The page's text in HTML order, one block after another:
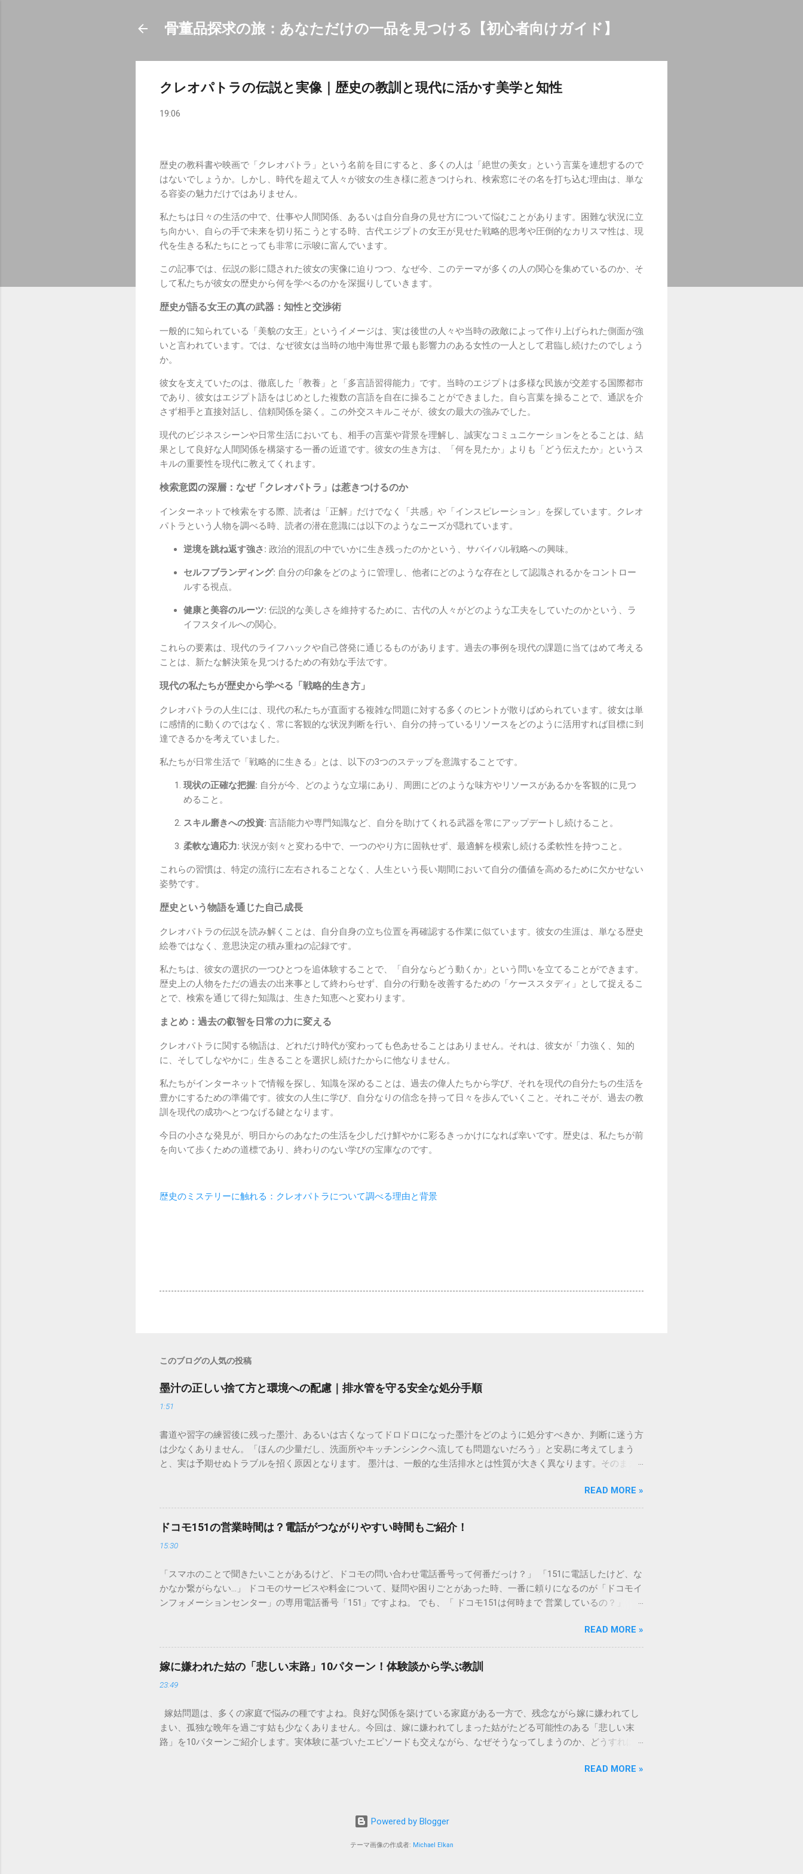
骨董品探求の旅：あなただけの一品を見つける【初心者向けガイド】
クレオパトラの伝説と実像｜歴史の教訓と現代に活かす美学と知性
19:06
歴史の教科書や映画で「クレオパトラ」という名前を目にすると、多くの人は「絶世の美女」という言葉を連想するので
はないでしょうか。しかし、時代を超えて人々が彼女の生き様に惹きつけられ、検索窓にその名を打ち込む理由は、単な
る容姿の魅力だけではありません。
私たちは日々の生活の中で、仕事や人間関係、あるいは自分自身の見せ方について悩むことがあります。困難な状況に立
ち向かい、自らの手で未来を切り拓こうとする時、古代エジプトの女王が見せた戦略的思考や圧倒的なカリスマ性は、現
代を生きる私たちにとっても非常に示唆に富んでいます。
この記事では、伝説の影に隠された彼女の実像に迫りつつ、なぜ今、このテーマが多くの人の関心を集めているのか、そ
して私たちが彼女の歴史から何を学べるのかを深掘りしていきます。
歴史が語る女王の真の武器：知性と交渉術
一般的に知られている「美貌の女王」というイメージは、実は後世の人々や当時の政敵によって作り上げられた側面が強
いと言われています。では、なぜ彼女は当時の地中海世界で最も影響力のある女性の一人として君臨し続けたのでしょう
か。
彼女を支えていたのは、徹底した「教養」と「多言語習得能力」です。当時のエジプトは多様な民族が交差する国際都市
であり、彼女はエジプト語をはじめとした複数の言語を自在に操ることができました。自ら言葉を操ることで、通訳を介
さず相手と直接対話し、信頼関係を築く。この外交スキルこそが、彼女の最大の強みでした。
現代のビジネスシーンや日常生活においても、相手の言葉や背景を理解し、誠実なコミュニケーションをとることは、結
果として良好な人間関係を構築する一番の近道です。彼女の生き方は、「何を見たか」よりも「どう伝えたか」というス
キルの重要性を現代に教えてくれます。
検索意図の深層：なぜ「クレオパトラ」は惹きつけるのか
インターネットで検索をする際、読者は「正解」だけでなく「共感」や「インスピレーション」を探しています。クレオ
パトラという人物を調べる時、読者の潜在意識には以下のようなニーズが隠れています。
逆境を跳ね返す強さ: 政治的混乱の中でいかに生き残ったのかという、サバイバル戦略への興味。
セルフブランディング: 自分の印象をどのように管理し、他者にどのような存在として認識されるかをコントロー
ルする視点。
健康と美容のルーツ: 伝説的な美しさを維持するために、古代の人々がどのような工夫をしていたのかという、ラ
イフスタイルへの関心。
これらの要素は、現代のライフハックや自己啓発に通じるものがあります。過去の事例を現代の課題に当てはめて考える
ことは、新たな解決策を見つけるための有効な手法です。
現代の私たちが歴史から学べる「戦略的生き方」
クレオパトラの人生には、現代の私たちが直面する複雑な問題に対する多くのヒントが散りばめられています。彼女は単
に感情的に動くのではなく、常に客観的な状況判断を行い、自分の持っているリソースをどのように活用すれば目標に到
達できるかを考えていました。
私たちが日常生活で「戦略的に生きる」とは、以下の3つのステップを意識することです。
現状の正確な把握: 自分が今、どのような立場にあり、周囲にどのような味方やリソースがあるかを客観的に見つ
めること。
スキル磨きへの投資: 言語能力や専門知識など、自分を助けてくれる武器を常にアップデートし続けること。
柔軟な適応力: 状況が刻々と変わる中で、一つのやり方に固執せず、最適解を模索し続ける柔軟性を持つこと。
これらの習慣は、特定の流行に左右されることなく、人生という長い期間において自分の価値を高めるために欠かせない
姿勢です。
歴史という物語を通じた自己成長
クレオパトラの伝説を読み解くことは、自分自身の立ち位置を再確認する作業に似ています。彼女の生涯は、単なる歴史
絵巻ではなく、意思決定の積み重ねの記録です。
私たちは、彼女の選択の一つひとつを追体験することで、「自分ならどう動くか」という問いを立てることができます。
歴史上の人物をただの過去の出来事として終わらせず、自分の行動を改善するための「ケーススタディ」として捉えるこ
とで、検索を通じて得た知識は、生きた知恵へと変わります。
まとめ：過去の叡智を日常の力に変える
クレオパトラに関する物語は、どれだけ時代が変わっても色あせることはありません。それは、彼女が「力強く、知的
に、そしてしなやかに」生きることを選択し続けたからに他なりません。
私たちがインターネットで情報を探し、知識を深めることは、過去の偉人たちから学び、それを現代の自分たちの生活を
豊かにするための準備です。彼女の人生に学び、自分なりの信念を持って日々を歩んでいくこと。それこそが、過去の教
訓を現代の成功へとつなげる鍵となります。
今日の小さな発見が、明日からのあなたの生活を少しだけ鮮やかに彩るきっかけになれば幸いです。歴史は、私たちが前
を向いて歩くための道標であり、終わりのない学びの宝庫なのです。
歴史のミステリーに触れる：クレオパトラについて調べる理由と背景
このブログの人気の投稿
墨汁の正しい捨て方と環境への配慮｜排水管を守る安全な処分手順
1:51
書道や習字の練習後に残った墨汁、あるいは古くなってドロドロになった墨汁をどのように処分すべきか、判断に迷う方
は少なくありません。「ほんの少量だし、洗面所やキッチンシンクへ流しても問題ないだろう」と安易に考えてしまう
と、実は予期せぬトラブルを招く原因となります。 墨汁は、一般的な生活排水とは性質が大きく異なります。そのまま
は、墨汁を安全かつ環境に優しい方法で処分するための手順と、容器を適切に分別する方法を徹底解説します。 墨汁を
「排水口に流してはいけない」3つの理由 墨汁の主成分は「煤（すす）」と「膠（にかわ）」、そして水です。これらは
非常に微細かつ独特の粘性を持っているため、下水処理や配管維持の観点から以下の問題が発生します。 1. 環境への深
刻な負荷 墨汁に含まれる煤の粒子は極めて微細です。現代の排水処理施設であっても、これらの微粒子を完全に分解・
除去することは容易ではありません。大量に流し続けると河川や海まで到達し、水質の濁りや生態系へ悪影響を及ぼすリ
質があります。排水管内で墨汁が冷えて付着すると、管の通り道を狭め、深刻な詰まりを引き起こします。特に築年数が
経過した住宅では配管トラブルが起きやすく、修理費用が高額になるケースも珍しくありません。 3. 頑固なシミと汚れ
の沈着 陶器やホーロー製のシンクに墨汁が付着すると、細かい粒子が素材の隙間に入り込み、取れない黒ずみとなりま
原因となります。 環境を守る！家庭でできる正しい墨汁の捨て方 家庭で墨汁を処分する際は、「液体として流さない」
ことが絶対ルールです。以下のいずれかの方法で「固形物」として処分してください。 手順1：新聞紙や古布に吸わせて
「可燃ごみ」へ 最も手軽で確実な方法は、液体を布や紙に吸わせて固形物に変えることです。 準備するもの： 古新聞、
READ MORE »
ドコモ151の営業時間は？電話がつながりやすい時間もご紹介！
15:30
「スマホのことで聞きたいことがあるけど、ドコモの問い合わせ電話番号って何番だっけ？」 「151に電話したけど、な
かなか繋がらない…」 ドコモのサービスや料金について、疑問や困りごとがあった時、一番に頼りになるのが「ドコモイ
ンフォメーションセンター」の専用電話番号「151」ですよね。 でも、「 ドコモ151は何時まで 営業しているの？」「
では、ドコモ151の営業時間や、電話が繋がりやすい時間帯、さらには電話がつながらない時の対処法をわかりやすく解
説します。 1. ドコモ151の営業時間は午前9時～午後8時 結論から言うと、ドコモのインフォメーションセンター「151」
の受付時間は、 午前9時から午後8時まで です。 年中無休で、土日祝日も営業しています。「 151 営業時間 」を気にす
る際、まず「夜8時まで」と覚えておけば、仕事帰りでも少し余裕を持って連絡することができますね。 この時間内であ
れば、ドコモの携帯電話から151にダイヤルすることで、無料でオペレーターに相談することができます。ただし、ドコ
151（無料） 一般電話・他社携帯から： 0120-800-000（無料） どちらの番号も、 151 営業時間 と同じく「午前9時～午
後8時」の受付となっています。 2. 【詳細解説】151は何時から何時まで？混雑を避けるコツ ここでは、さらに詳しく「
151は何時から 」「 151は何時まで 」といった検索意図に沿って、具体的なスケジュール感を見ていきましょう。 朝一
朝の早い段階で手続きを済ませたい方は多いですが、実は「 151 営業時間 」の開始直後である9時は、電話が集中しやす
READ MORE »
嫁に嫌われた姑の「悲しい末路」10パターン！体験談から学ぶ教訓
23:49
嫁姑問題は、多くの家庭で悩みの種ですよね。良好な関係を築けている家庭がある一方で、残念ながら嫁に嫌われてし
まい、孤独な晩年を過ごす姑も少なくありません。今回は、嫁に嫌われてしまった姑がたどる可能性のある「悲しい末
路」を10パターンご紹介します。実体験に基づいたエピソードも交えながら、なぜそうなってしまうのか、どうすれば
かれるのが、同居の破綻です。最初は良かれと思って始めた同居も、嫁との関係が悪化すると、家の中で常に緊張感が漂
りしているうちに、嫁が完全に心を閉ざしてしまいました。ある日、息子から『母さんとは一緒に住めない』と言われ、
結局一人暮らしに戻ることに。寂しい毎日です…」（70代・女性） 2. 孫との交流が激減、または途絶える 孫は可愛いも
の。しかし、嫁に嫌われてしまうと、その可愛い孫になかなか会えなくなることがあります。嫁が間に入って面会を制限
READ MORE »
Powered by Blogger
テーマ画像の作成者: Michael Elkan